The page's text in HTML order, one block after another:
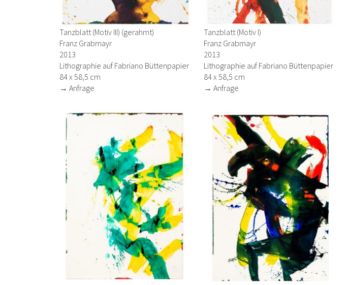
Tanzblatt (Motiv III) (gerahmt)
Franz Grabmayr
2013
Lithographie auf Fabriano Büttenpapier
84 x 58,5 cm
→ Anfrage
Tanzblatt (Motiv I)
Franz Grabmayr
2013
Lithographie auf Fabriano Büttenpapier
84 x 58,5 cm
→ Anfrage